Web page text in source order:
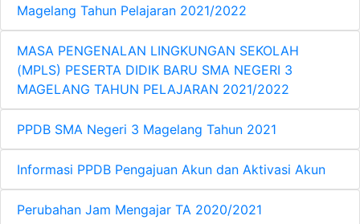
Magelang Tahun Pelajaran 2021/2022
MASA PENGENALAN LINGKUNGAN SEKOLAH
(MPLS) PESERTA DIDIK BARU SMA NEGERI 3
MAGELANG TAHUN PELAJARAN 2021/2022
PPDB SMA Negeri 3 Magelang Tahun 2021
Informasi PPDB Pengajuan Akun dan Aktivasi Akun
Perubahan Jam Mengajar TA 2020/2021